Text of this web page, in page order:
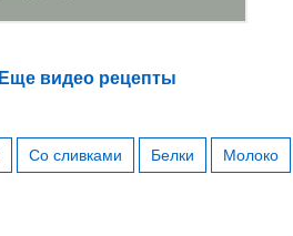
Еще видео рецепты
Со сливками Белки Молоко